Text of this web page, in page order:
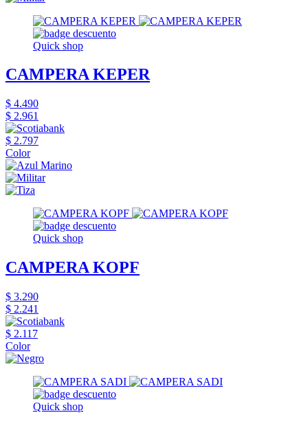
Quick shop
CAMPERA KEPER
$ 4.490
$ 2.961
$ 2.797
Color
Quick shop
CAMPERA KOPF
$ 3.290
$ 2.241
$ 2.117
Color
Quick shop